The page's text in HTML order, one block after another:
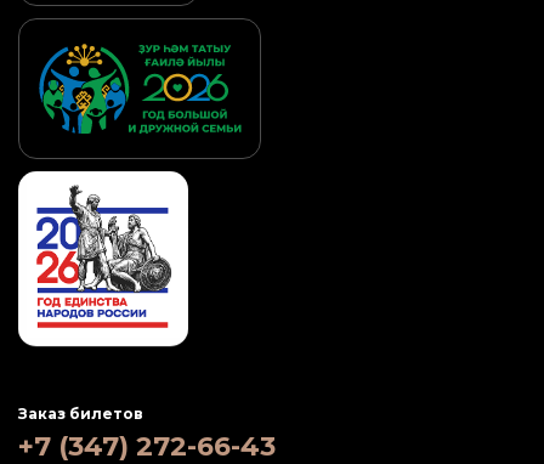
Заказ билетов
+7 (347) 272-66-43